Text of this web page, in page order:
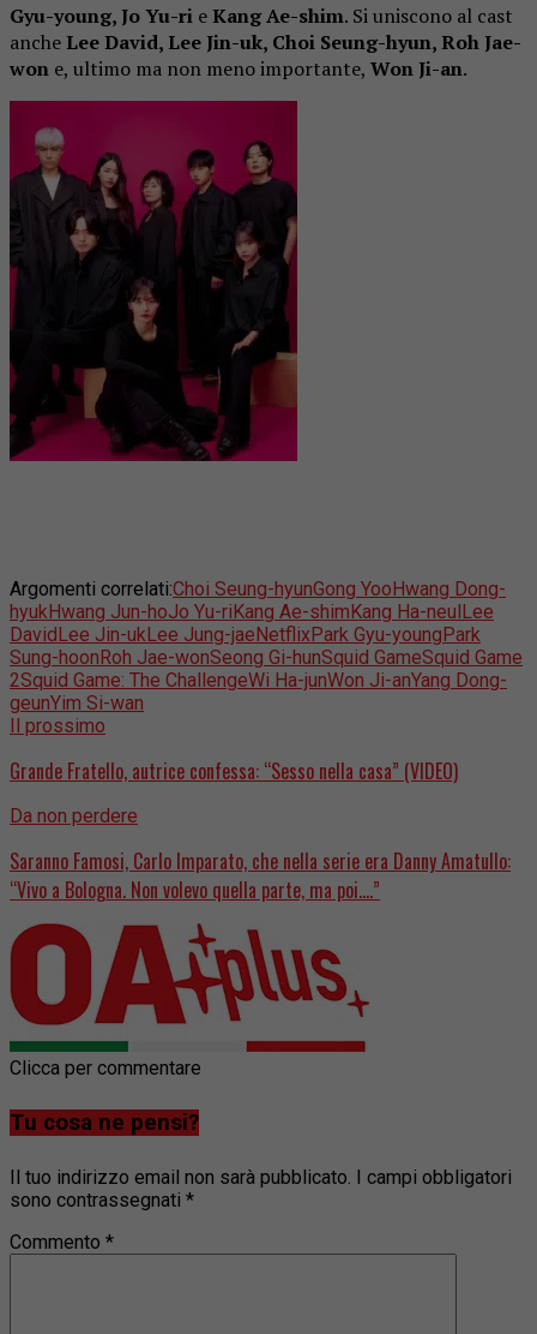
Gyu-young, Jo Yu-ri e Kang Ae-shim. Si uniscono al cast
anche Lee David, Lee Jin-uk, Choi Seung-hyun, Roh Jae-
won e, ultimo ma non meno importante, Won Ji-an.
Argomenti correlati:Choi Seung-hyunGong YooHwang Dong-
hyukHwang Jun-hoJo Yu-riKang Ae-shimKang Ha-neulLee
DavidLee Jin-ukLee Jung-jaeNetflixPark Gyu-youngPark
Sung-hoonRoh Jae-wonSeong Gi-hunSquid GameSquid Game
2Squid Game: The ChallengeWi Ha-junWon Ji-anYang Dong-
geunYim Si-wan
Il prossimo
Grande Fratello, autrice confessa: “Sesso nella casa” (VIDEO)
Da non perdere
Saranno Famosi, Carlo Imparato, che nella serie era Danny Amatullo:
“Vivo a Bologna. Non volevo quella parte, ma poi….”
Clicca per commentare
Tu cosa ne pensi?
Il tuo indirizzo email non sarà pubblicato. I campi obbligatori
sono contrassegnati *
Commento *